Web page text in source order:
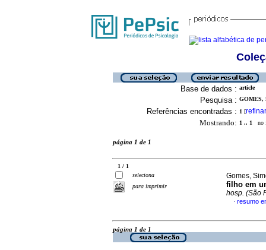
Base de dados : article
Pesquisa : GOMES,
Referências encontradas : 1 [refinar
Mostrando: 1 .. 1 no
página 1 de 1
1 / 1
seleciona
para imprimir
Gomes,
filho em
hosp. (São
· resumo
página 1 de 1